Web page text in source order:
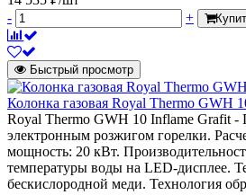
-
+
Быстрый просмотр
Колонка газовая Royal Thermo GWH
Royal Thermo GWH 10 Inflame Grafit -
электронным розжигом горелки.
мощность: 20 кВт.
температуры воды на LED-дисплее.
бескислородной меди. Технология